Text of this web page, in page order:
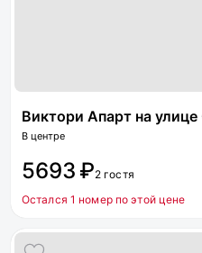
Виктори Апарт на
В центре
5693 ₽2 гостя
Остался 1 номер по этой цене